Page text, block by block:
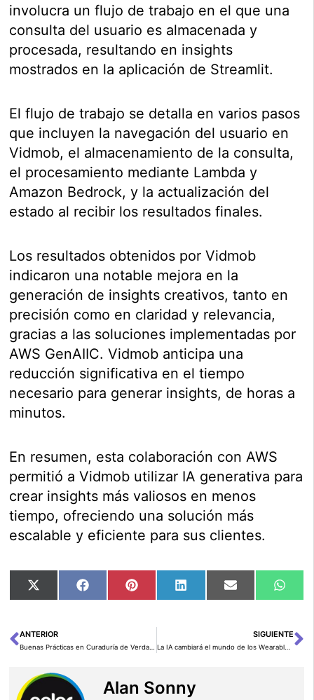
involucra un flujo de trabajo en el que una
consulta del usuario es almacenada y
procesada, resultando en insights
mostrados en la aplicación de Streamlit.
El flujo de trabajo se detalla en varios pasos
que incluyen la navegación del usuario en
Vidmob, el almacenamiento de la consulta,
el procesamiento mediante Lambda y
Amazon Bedrock, y la actualización del
estado al recibir los resultados finales.
Los resultados obtenidos por Vidmob
indicaron una notable mejora en la
generación de insights creativos, tanto en
precisión como en claridad y relevancia,
gracias a las soluciones implementadas por
AWS GenAIIC. Vidmob anticipa una
reducción significativa en el tiempo
necesario para generar insights, de horas a
minutos.
En resumen, esta colaboración con AWS
permitió a Vidmob utilizar IA generativa para
crear insights más valiosos en menos
tiempo, ofreciendo una solución más
escalable y eficiente para sus clientes.
Compartir
en
X
Compartir
en
FacebookCompartir
en
PinterestCompartir
en
LinkedInCompartir
en
Email
en
Ant
ANTERIOR SIGUIENTE
Alan Sonny